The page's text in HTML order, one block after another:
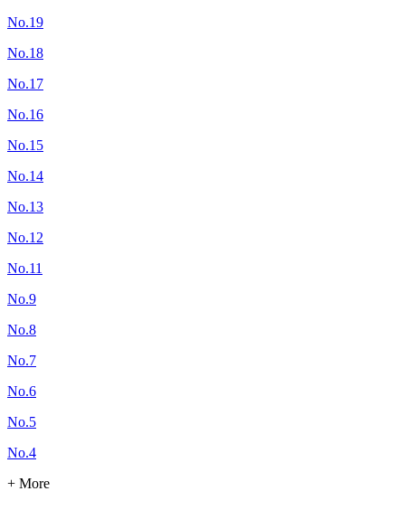
No.19
No.18
No.17
No.16
No.15
No.14
No.13
No.12
No.11
No.9
No.8
No.7
No.6
No.5
No.4
+ More